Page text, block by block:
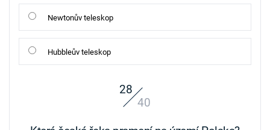
Newtonův teleskop
Hubbleův teleskop
28
40